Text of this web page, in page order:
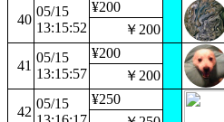
40
05/15
13:15:52
¥200
￥200
41
05/15
13:15:57
¥200
￥200
42
05/15
¥250